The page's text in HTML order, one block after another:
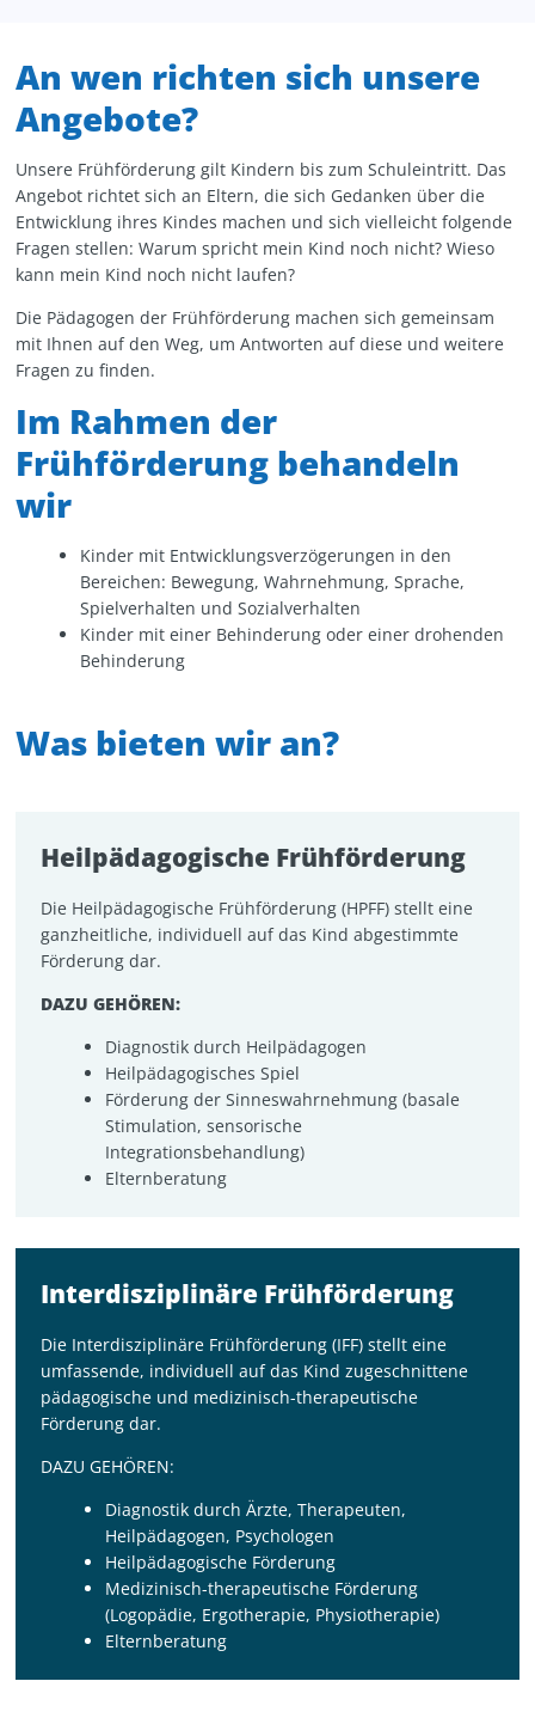
An wen richten sich unsere
Angebote?
Unsere Frühförderung gilt Kindern bis zum Schuleintritt. Das
Angebot richtet sich an Eltern, die sich Gedanken über die
Entwicklung ihres Kindes machen und sich vielleicht folgende
Fragen stellen: Warum spricht mein Kind noch nicht? Wieso
kann mein Kind noch nicht laufen?
Die Pädagogen der Frühförderung machen sich gemeinsam
mit Ihnen auf den Weg, um Antworten auf diese und weitere
Fragen zu finden.
Im Rahmen der
Frühförderung behandeln
wir
Kinder mit Entwicklungsverzögerungen in den
Bereichen: Bewegung, Wahrnehmung, Sprache,
Spielverhalten und Sozialverhalten
Kinder mit einer Behinderung oder einer drohenden
Behinderung
Was bieten wir an?
Heilpädagogische Frühförderung
Die Heilpädagogische Frühförderung (HPFF) stellt eine
ganzheitliche, individuell auf das Kind abgestimmte
Förderung dar.
DAZU GEHÖREN:
Diagnostik durch Heilpädagogen
Heilpädagogisches Spiel
Förderung der Sinneswahrnehmung (basale
Stimulation, sensorische
Integrationsbehandlung)
Elternberatung
Interdisziplinäre Frühförderung
Die Interdisziplinäre Frühförderung (IFF) stellt eine
umfassende, individuell auf das Kind zugeschnittene
pädagogische und medizinisch-therapeutische
Förderung dar.
DAZU GEHÖREN:
Diagnostik durch Ärzte, Therapeuten,
Heilpädagogen, Psychologen
Heilpädagogische Förderung
Medizinisch-therapeutische Förderung
(Logopädie, Ergotherapie, Physiotherapie)
Elternberatung